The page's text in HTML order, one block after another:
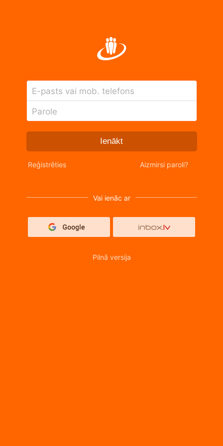
E-pasts vai mob. telefons
Parole
Ienākt
Reģistrēties Aizmirsi paroli?
Vai ienāc ar
Pilnā versija